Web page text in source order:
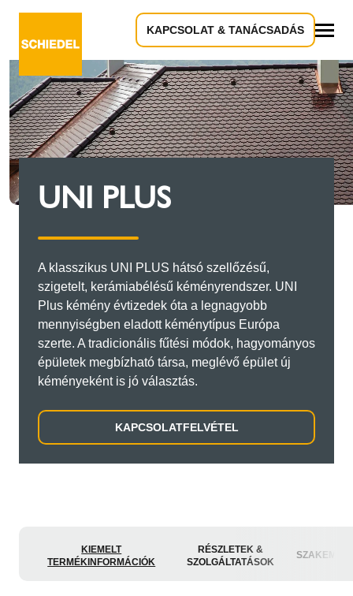
KAPCSOLAT & TANÁCSADÁS
UNI PLUS
A klasszikus UNI PLUS hátsó szellőzésű,
szigetelt, kerámiabélésű kéményrendszer. UNI
Plus kémény évtizedek óta a legnagyobb
mennyiségben eladott kéménytípus Európa
szerte. A tradicionális fűtési módok, hagyományos
épületek megbízható társa, meglévő épület új
kéményeként is jó választás.
KAPCSOLATFELVÉTEL
KIEMELT
TERMÉKINFORMÁCIÓK
RÉSZLETEK &
SZOLGÁLTATÁSOK